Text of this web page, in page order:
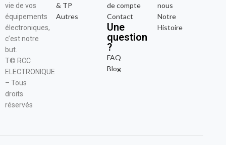
vie de vos
équipements
électroniques,
c’est notre
but.
T© RCC
ELECTRONIQUE
– Tous
droits
réservés
& TP
Autres
de compte
Contact
Une
question
?
FAQ
Blog
nous
Notre
Histoire